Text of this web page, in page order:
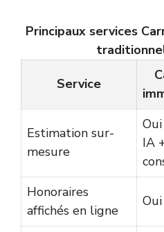
Principaux services
Service
Estimation sur-
mesure
IA
Honoraires
affichés en ligne
Oui